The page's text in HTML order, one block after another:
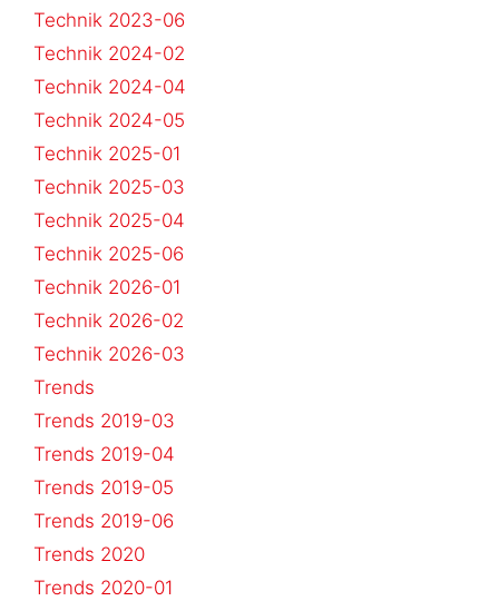
Technik 2023-06
Technik 2024-02
Technik 2024-04
Technik 2024-05
Technik 2025-01
Technik 2025-03
Technik 2025-04
Technik 2025-06
Technik 2026-01
Technik 2026-02
Technik 2026-03
Trends
Trends 2019-03
Trends 2019-04
Trends 2019-05
Trends 2019-06
Trends 2020
Trends 2020-01